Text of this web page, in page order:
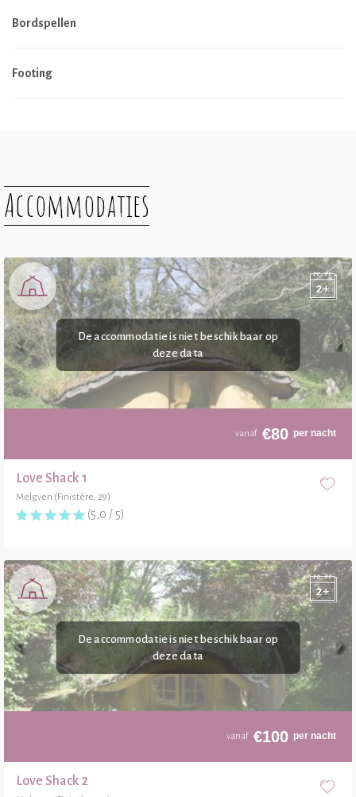
Bordspellen
Footing
Accommodaties
vanaf €80 per nacht
Love Shack 1
Melgven (Finistère, 29)
(5,0 / 5)
vanaf €100 per nacht
Love Shack 2